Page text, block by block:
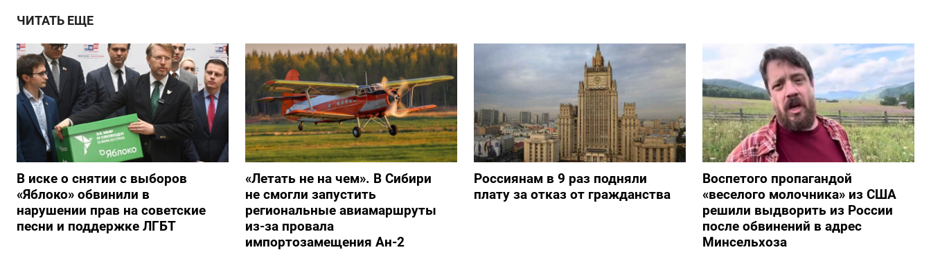
ЧИТАТЬ ЕЩЕ
В иске о снятии с выборов
«Яблоко» обвинили в
нарушении прав на советские
песни и поддержке ЛГБТ
«Летать не на чем». В Сибири
не смогли запустить
региональные авиамаршруты
из-за провала
импортозамещения Ан-2
Россиянам в 9 раз подняли
плату за отказ от гражданства
Воспетого пропагандой
«веселого молочника» из США
решили выдворить из России
после обвинений в адрес
Минсельхоза